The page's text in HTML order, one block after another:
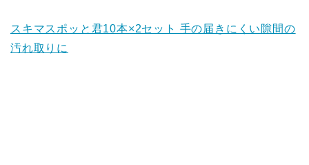
スキマスポッと君10本×2セット 手の届きにくい隙間の
汚れ取りに